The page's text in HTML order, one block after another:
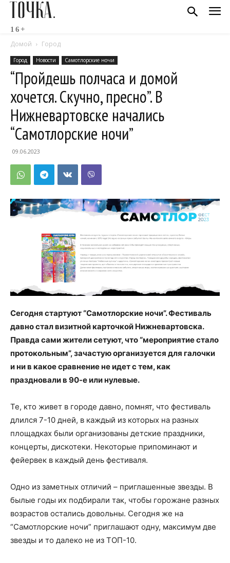
ТОЧКА.
16+
Домой Город
Город Новости Самотлорские ночи
“Пройдешь полчаса и домой
хочется. Скучно, пресно”. В
Нижневартовске начались
“Самотлорские ночи”
09.06.2023
Сегодня стартуют “Самотлорские ночи”. Фестиваль
давно стал визитной карточкой Нижневартовска.
Правда сами жители сетуют, что “мероприятие стало
протокольным”, зачастую организуется для галочки
и ни в какое сравнение не идет с тем, как
праздновали в 90-е или нулевые.
Те, кто живет в городе давно, помнят, что фестиваль
длился 7-10 дней, в каждый из которых на разных
площадках были организованы детские праздники,
концерты, дискотеки. Некоторые припоминают и
фейервек в каждый день фестиваля.
Одно из заметных отличий – приглашенные звезды. В
былые годы их подбирали так, чтобы горожане разных
возрастов остались довольны. Сегодня же на
“Самотлорские ночи” приглашают одну, максимум две
звезды и то далеко не из ТОП-10.